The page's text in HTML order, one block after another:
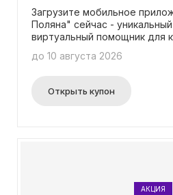
Загрузите мобильное
Поляна" сейчас -
виртуальный помощник для
при отсутствии интернет-
покупку билетов и ски-
предоставляет всю
до 10 августа 2026
Открыть купон
АКЦИЯ